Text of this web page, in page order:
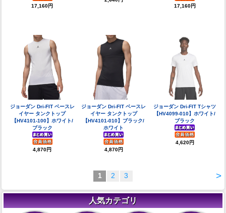
17,160円 17,160円
ジョーダン Dri-FIT ベースレ
イヤー タンクトップ
【HV4101-100】ホワイト/
ブラック
4,870円
ジョーダン Dri-FIT ベースレ
イヤー タンクトップ
【HV4101-010】ブラック/
ホワイト
4,870円
ジョーダン Dri-FIT Tシャツ
【HV4099-010】ホワイト/
ブラック
4,620円
>
1 2 3
人気カテゴリ